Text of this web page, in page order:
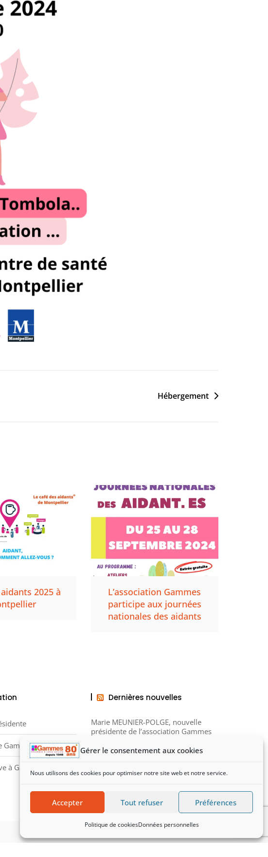
Gérer le consentement aux cookies
Nous utilisons des cookies pour optimiser notre site web et notre service.
Accepter Tout refuser Préférences
Politique de cookiesDonnées personnelles
Hébergement
2025 à
L’association Gammes
participe aux journées
nationales des aidants
Gammes
à Gammes
Dernières nouvelles
Marie MEUNIER-POLGE, nouvelle
présidente de l’association Gammes
Noël des Ressourceries en novembre
d’insertion et de solidarité